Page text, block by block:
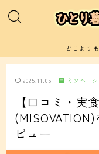
どこより
運営者プロフィー
サイトマップ(記事
お問い合わせ
2025.11.05 ミソベー
【口コミ・実
ビュー